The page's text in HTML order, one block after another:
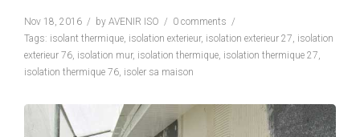
Nov 18, 2016 by AVENIR ISO
0 comments
Tags: isolant thermique, isolation exterieur, isolation exterieur 27, isolation
exterieur 76, isolation mur, isolation thermique, isolation thermique 27,
isolation thermique 76, isoler sa maison